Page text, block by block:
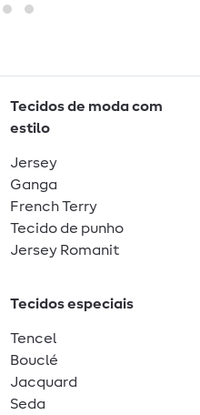
Tecidos de moda com
estilo
Jersey
Ganga
French Terry
Tecido de punho
Jersey Romanit
Tecidos especiais
Tencel
Bouclé
Jacquard
Seda